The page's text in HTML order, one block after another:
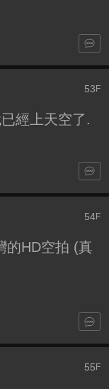
53F
經上天空了.
54F
的HD空拍 (真
55F